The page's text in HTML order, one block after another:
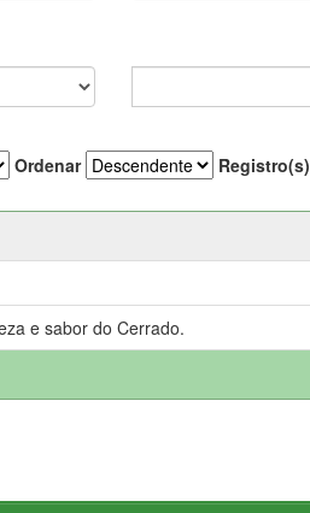
Ordenar Registro(s)
e sabor do Cerrado.